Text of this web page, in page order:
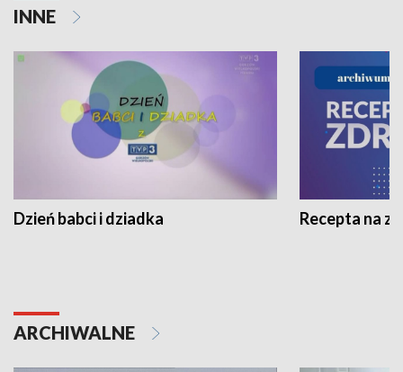
INNE
Dzień babci i dziadka Recepta na
ARCHIWALNE